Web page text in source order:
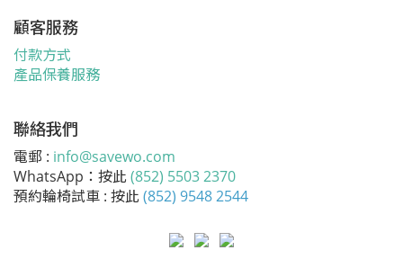
顧客服務
付款方式
產品保養服務
聯絡我們
電郵 : info@savewo.com
WhatsApp：按此 (852) 5503 2370
預約輪椅試車 : 按此 (852) 9548 2544